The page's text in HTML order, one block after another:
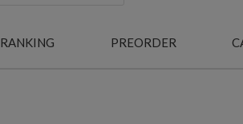
RANKING PREORDER